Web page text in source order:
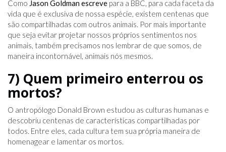
Como Jason Goldman escreve para a BBC, para cada faceta da
vida que é exclusiva de nossa espécie, existem centenas que
são compartilhadas com outros animais. Por mais importante
que seja evitar projetar nossos próprios sentimentos nos
animais, também precisamos nos lembrar de que somos, de
maneira incontornável, animais nós mesmos.
7) Quem primeiro enterrou os
mortos?
O antropólogo Donald Brown estudou as culturas humanas e
descobriu centenas de características compartilhadas por
todos. Entre eles, cada cultura tem sua própria maneira de
homenagear e lamentar os mortos.